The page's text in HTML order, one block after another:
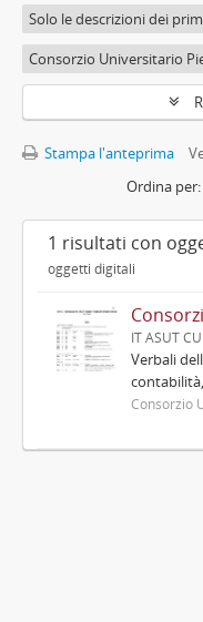
Solo le descrizioni dei
Consorzio Universitario
Stampa l'anteprima
Ordina per:
1 risultati con
oggetti digitali
IT ASUT
Verbali
Consorzio